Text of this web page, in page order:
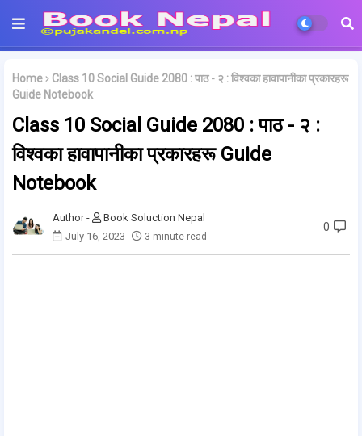
Home
Class 10 Social Guide 2080 : पाठ - २ : विश्वका हावापानीका प्रकारहरू
Guide Notebook
Class 10 Social Guide 2080 : पाठ - २ :
विश्वका हावापानीका प्रकारहरू Guide
Notebook
Book Soluction Nepal
July 16, 2023
3 minute read
0